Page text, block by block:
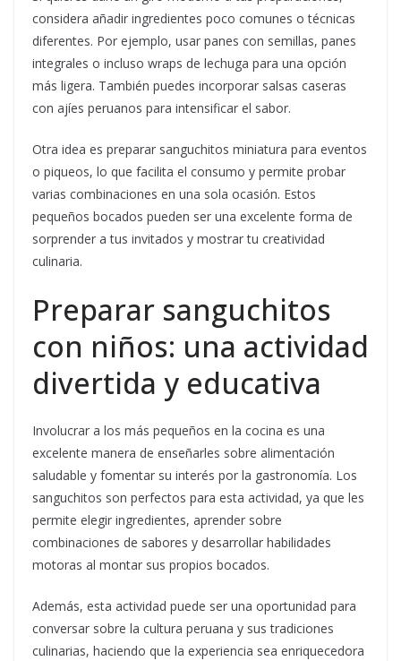
considera añadir ingredientes poco comunes o técnicas
diferentes. Por ejemplo, usar panes con semillas, panes
integrales o incluso wraps de lechuga para una opción
más ligera. También puedes incorporar salsas caseras
con ajíes peruanos para intensificar el sabor.
Otra idea es preparar sanguchitos miniatura para eventos
o piqueos, lo que facilita el consumo y permite probar
varias combinaciones en una sola ocasión. Estos
pequeños bocados pueden ser una excelente forma de
sorprender a tus invitados y mostrar tu creatividad
culinaria.
Preparar sanguchitos
con niños: una actividad
divertida y educativa
Involucrar a los más pequeños en la cocina es una
excelente manera de enseñarles sobre alimentación
saludable y fomentar su interés por la gastronomía. Los
sanguchitos son perfectos para esta actividad, ya que les
permite elegir ingredientes, aprender sobre
combinaciones de sabores y desarrollar habilidades
motoras al montar sus propios bocados.
Además, esta actividad puede ser una oportunidad para
conversar sobre la cultura peruana y sus tradiciones
culinarias, haciendo que la experiencia sea enriquecedora